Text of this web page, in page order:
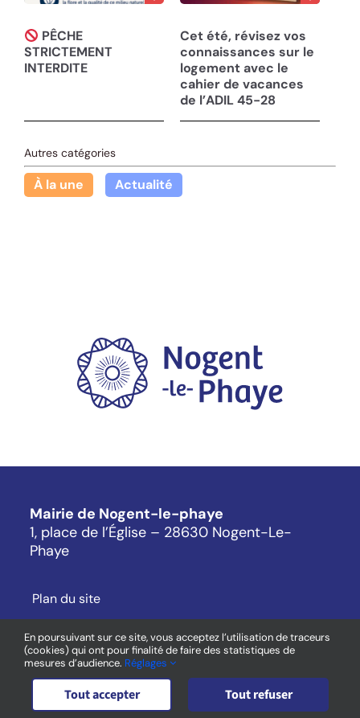
PÊCHE
STRICTEMENT
INTERDITE
Cet été, révisez vos
connaissances sur le
logement avec le
cahier de vacances
de l’ADIL 45-28
Autres catégories
À la une Actualité
Mairie de Nogent-le-phaye
1, place de l’Église – 28630 Nogent-Le-
Phaye
Plan du site
Cookies
Contact
En poursuivant sur ce site, vous acceptez l’utilisation de traceurs
(cookies) qui ont pour finalité de faire des statistiques de
mesures d’audience. Réglages
Tout accepter Tout refuser